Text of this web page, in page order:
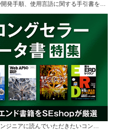
発手順、使用言語に関する手引書を…
ジニアに読んでいただきたいコン…